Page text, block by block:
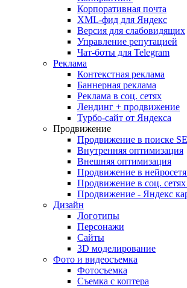
Корпоративная почта
XML-фид для Яндекс
Версия для слабовидящих
Управление репутацией
Чат-боты для Telegram
Реклама
Контекстная реклама
Баннерная реклама
Реклама в соц. сетях
Лендинг + продвижение
Турбо-сайт от Яндекса
Продвижение
Продвижение в поиске
Внутренняя оптимизация
Внешняя оптимизация
Продвижение в
Продвижение в соц.
Продвижение - Яндекс
Дизайн
Логотипы
Персонажи
Сайты
3D моделирование
Фото и видеосъемка
Фотосъемка
Съемка с коптера